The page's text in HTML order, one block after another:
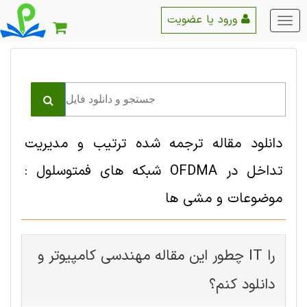
منو
اصلی
دانلود مقاله ترجمه شده ترتیب و مدیریت
تداخل در OFDMA شبکه های فمتوسلول :
موضوعات و مشی ها
چطور این مقاله مهندسی کامپیوتر و IT را
دانلود کنم؟